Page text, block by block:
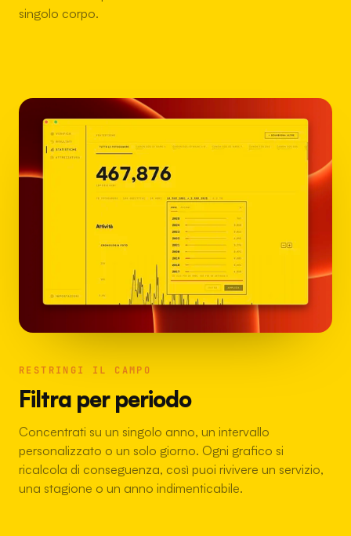
singolo corpo.
RESTRINGI IL CAMPO
Filtra per periodo
Concentrati su un singolo anno, un intervallo
personalizzato o un solo giorno. Ogni grafico si
ricalcola di conseguenza, così puoi rivivere un servizio,
una stagione o un anno indimenticabile.